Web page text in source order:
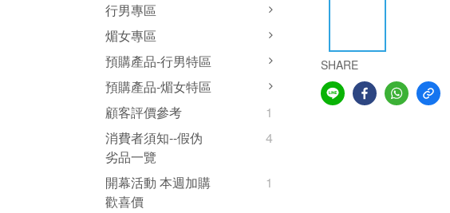
行男專區
煝女專區
預購產品-行男特區
預購產品-煝女特區
顧客評價參考
1
消費者須知--假伪
劣品一覽
4
開幕活動 本週加購
歡喜價
1
SHARE